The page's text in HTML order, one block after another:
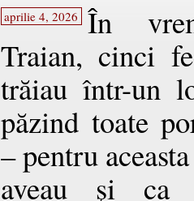
aprilie 4, 2026
În
Traian, cinci
trăiau într-un
păzind toate
– pentru
aveau şi ca